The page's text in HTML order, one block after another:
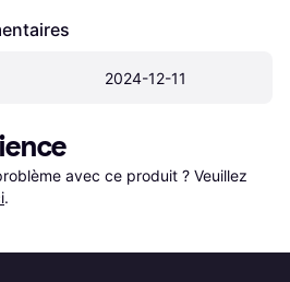
2024-12-11
avec ce produit ? Veuillez
.